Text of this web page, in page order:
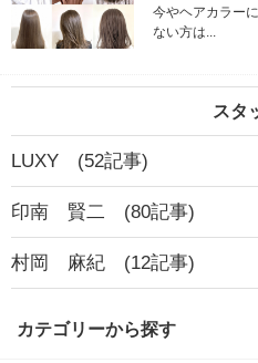
今やヘアカラー
ない方は...
スタ
LUXY (52記事)
印南 賢二 (80記事)
村岡 麻紀 (12記事)
カテゴリーから探す